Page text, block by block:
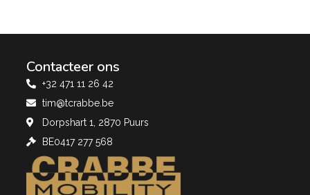
Contacteer ons
+32 471 11 26 42
tim@tcrabbe.be
Dorpshart 1, 2870 Puurs
BE0417 277 568